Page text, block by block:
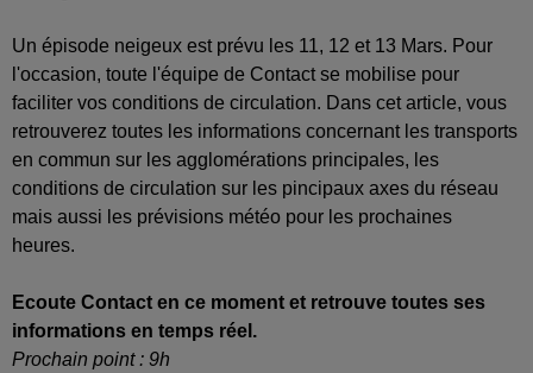
Un épisode neigeux est prévu les 11, 12 et 13 Mars. Pour
l'occasion, toute l'équipe de Contact se mobilise pour
faciliter vos conditions de circulation. Dans cet article, vous
retrouverez toutes les informations concernant les transports
en commun sur les agglomérations principales, les
conditions de circulation sur les pincipaux axes du réseau
mais aussi les prévisions météo pour les prochaines
heures.
Ecoute Contact en ce moment et retrouve toutes ses
informations en temps réel.
Prochain point : 9h